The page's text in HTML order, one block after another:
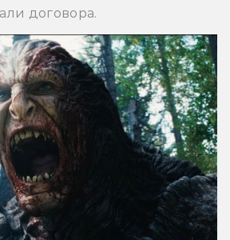
договора.